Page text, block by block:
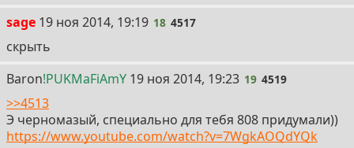
sage 18
19 ноя 2014, 19:19 18 4517
скрыть
Baron!PUKMaFiAmY 19
19 ноя 2014, 19:23 19 4519
>>4513
Э черномазый, специально для тебя 808 придумали))
https://www.youtube.com/watch?v=7WgkAOQdYQk